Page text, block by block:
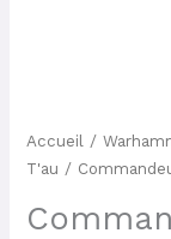
Accueil /
T'au /